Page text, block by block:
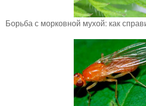
Борьба с морковной мухой: как